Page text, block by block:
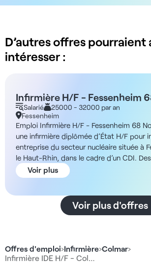
Offres d'emploi›Infirmière›Colmar›
Infirmière IDE H/F - Col…
D’autres offres pourraient
intéresser :
Infirmière H/F - Fessenheim
Salarié
25000 - 32000 par an
Fessenheim
Emploi Infirmière H/F - Fessenheim 68
une infirmière diplômée d’État H/F pour
entreprise du secteur nucléaire située à
le Haut-Rhin, dans le cadre d’un CDI.
missions Dans le cadre de ce poste, vous
exclusivement sur des astreintes
cours de démantèlement. Vos missions
gestion des astreintes médicales et
d’équipe et de maintien des
disponibilité lors des périodes critiques :
Voir plus
Voir plus d'offres